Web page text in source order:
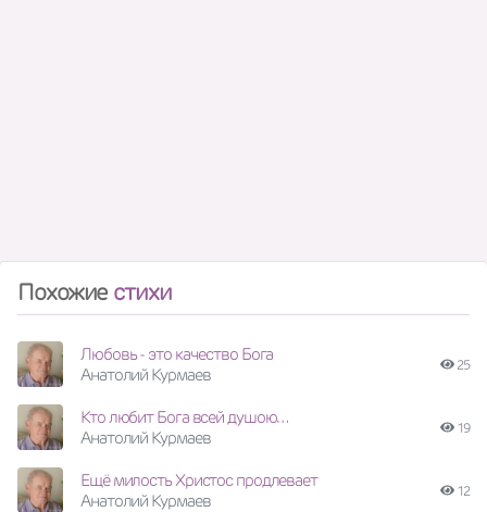
Похожие стихи
Любовь - это качество Бога
Анатолий Курмаев
25
Кто любит Бога всей душою…
Анатолий Курмаев
19
Ещё милость Христос продлевает
Анатолий Курмаев
12